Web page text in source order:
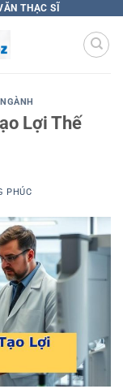
THẠC SĨ
Lợi Thế
PHÚC